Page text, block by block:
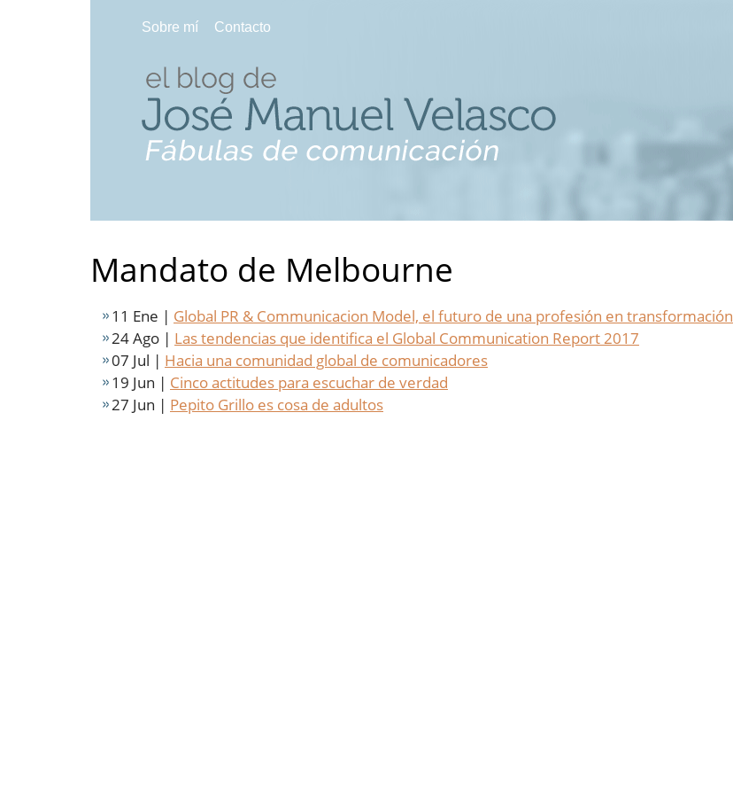
Sobre mí Contacto
Mandato de Melbourne
11 Ene | Global PR & Communicacion Model, el futuro de una profesión en transformación
24 Ago | Las tendencias que identifica el Global Communication Report 2017
07 Jul | Hacia una comunidad global de comunicadores
19 Jun | Cinco actitudes para escuchar de verdad
27 Jun | Pepito Grillo es cosa de adultos